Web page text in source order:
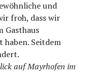
und
froh, dass wir
Gasthaus
haben. Seitdem
auf Mayrhofen im